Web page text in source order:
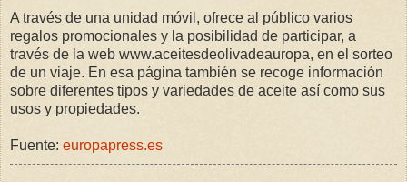
A través de una unidad móvil, ofrece al público varios
regalos promocionales y la posibilidad de participar, a
través de la web www.aceitesdeolivadeauropa, en el sorteo
de un viaje. En esa página también se recoge información
sobre diferentes tipos y variedades de aceite así como sus
usos y propiedades.
Fuente: europapress.es